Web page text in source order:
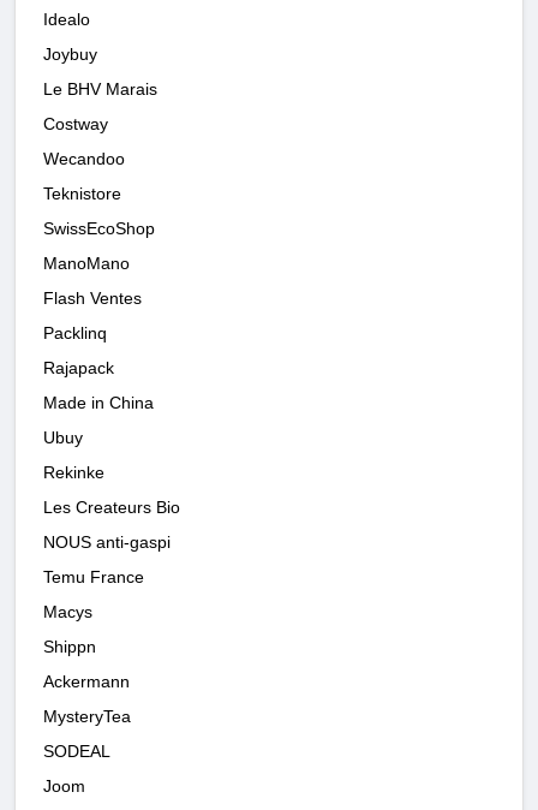
Idealo
Joybuy
Le BHV Marais
Costway
Wecandoo
Teknistore
SwissEcoShop
ManoMano
Flash Ventes
Packlinq
Rajapack
Made in China
Ubuy
Rekinke
Les Createurs Bio
NOUS anti-gaspi
Temu France
Macys
Shippn
Ackermann
MysteryTea
SODEAL
Joom